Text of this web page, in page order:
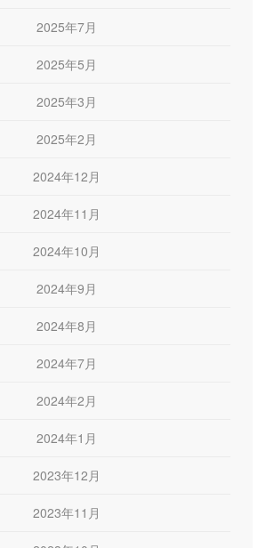
2025年7月
2025年5月
2025年3月
2025年2月
2024年12月
2024年11月
2024年10月
2024年9月
2024年8月
2024年7月
2024年2月
2024年1月
2023年12月
2023年11月